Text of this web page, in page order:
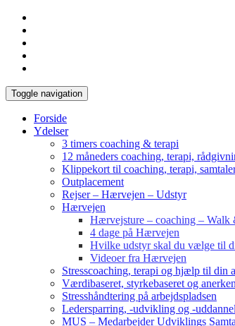
Toggle navigation
Forside
Ydelser
3 timers coaching & terapi
12 måneders coaching, terapi,
Klippekort til coaching, terapi,
Outplacement
Rejser – Hærvejen – Udstyr
Hærvejen
Hærvejsture – coaching – Walk
4 dage på Hærvejen
Hvilke udstyr skal du vælge til
Videoer fra Hærvejen
Stresscoaching, terapi og hjælp til din
Værdibaseret, styrkebaseret og
Stresshåndtering på arbejdspladsen
Ledersparring, -udvikling og -
MUS – Medarbejder Udviklings